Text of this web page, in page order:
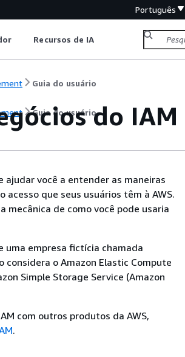
Português
Recursos de IA
Guia do usuário
Guia do usuáriodo IAM
ajudar você a entender as maneiras
que seus usuários têm à AWS.
mecânica de como você pode usaria
uma empresa fictícia chamada
considera o Amazon Elastic Compute
Simple Storage Service (Amazon
com outros produtos da AWS,
.